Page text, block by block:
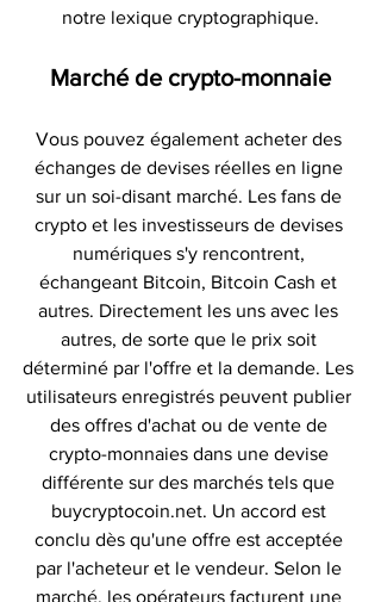
notre lexique cryptographique.
Marché de crypto-monnaie
Vous pouvez également acheter des
échanges de devises réelles en ligne
sur un soi-disant marché. Les fans de
crypto et les investisseurs de devises
numériques s'y rencontrent,
échangeant Bitcoin, Bitcoin Cash et
autres. Directement les uns avec les
autres, de sorte que le prix soit
déterminé par l'offre et la demande. Les
utilisateurs enregistrés peuvent publier
des offres d'achat ou de vente de
crypto-monnaies dans une devise
différente sur des marchés tels que
buycryptocoin.net. Un accord est
conclu dès qu'une offre est acceptée
par l'acheteur et le vendeur. Selon le
marché, les opérateurs facturent une